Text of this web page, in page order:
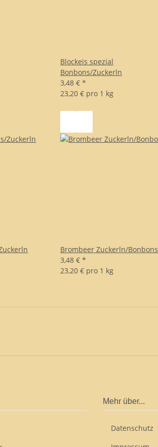
Blockeis spezial
Bonbons/Zuckerln
3,48 € *
23,20 € pro 1 kg
Brombeer Zuckerln/Bonbons
3,48 € *
23,20 € pro 1 kg
Mehr über...
Datenschutz